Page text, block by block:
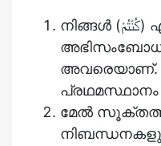
നിങ്ങൾ (كُنْتُمْ) എന്ന് ഒന്നാമതായി വഹ്‌യ്
മേൽ